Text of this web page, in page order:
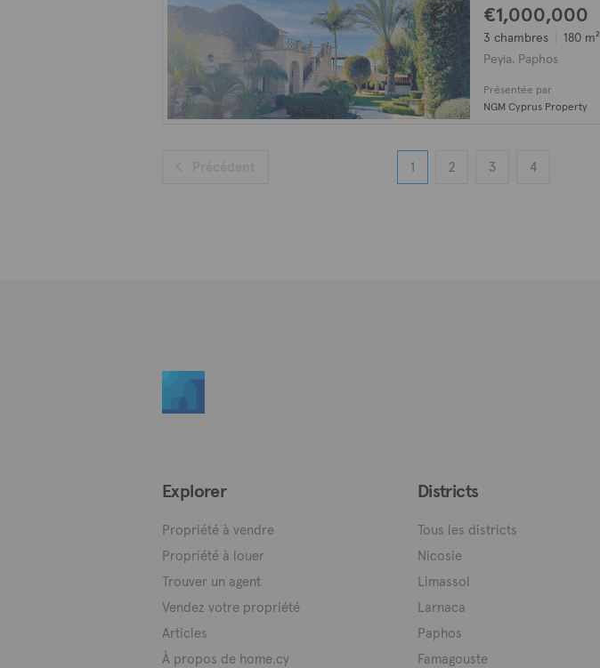
€1,000,000
3 chambres
180 m²
Peyia, Paphos
Présentée par
NGM Cyprus Property
1 2 3 4
Explorer
Propriété à vendre
Propriété à louer
Trouver un agent
Vendez votre propriété
Articles
À propos de home.cy
Districts
Tous les districts
Nicosie
Limassol
Larnaca
Paphos
Famagouste